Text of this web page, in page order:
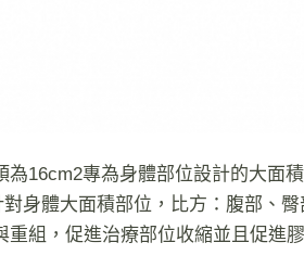
為16cm2專為身體部位設計的大面
身體大面積部位，比方：腹部、
重組，促進治療部位收縮並且促進